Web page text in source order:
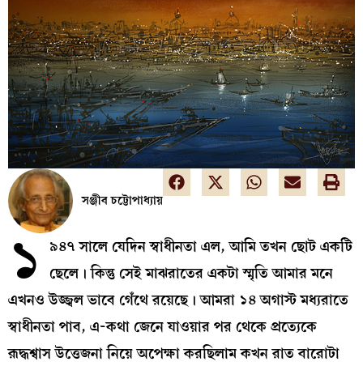
সঞ্জীব চট্টোপাধ্যায়
১ ৯৪৭ সালে যেদিন স্বাধীনতা এল, আমি তখন ছোট একটি
ছেলে। কিন্তু সেই মাঝরাতের একটা স্মৃতি আমার মনে
এখনও উজ্জ্বল ভাবে গেঁথে রয়েছে। আমরা ১৪ অগাস্ট মধ্যরাতে
স্বাধীনতা পাব, এ-কথা জেনে যাওয়ার পর থেকে প্রত্যেকে
রূদ্ধশ্বাস উত্তেজনা নিয়ে অপেক্ষা করছিলাম কখন রাত বারোটা